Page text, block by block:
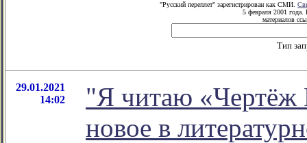
"Русский переплет" зарегистрирован как СМИ.
5 февраля 2001 года.
материалов
Тип
29.01.2021
14:02
"Я читаю «Чертёж
новое в